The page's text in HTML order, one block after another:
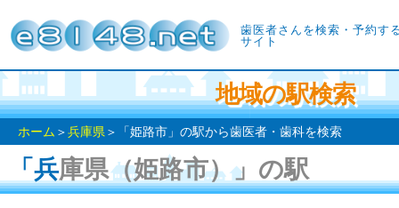
歯医者さんを検索・予約す
サイト
地域の駅検索
ホーム ＞兵庫県 ＞「姫路市」の駅から歯医者・歯科を検索
「兵庫県（姫路市）」の駅